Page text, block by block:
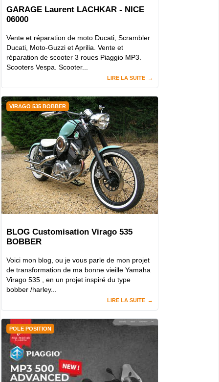
GARAGE Laurent LACHKAR - NICE
06000
Vente et réparation de moto Ducati, Scrambler
Ducati, Moto-Guzzi et Aprilia. Vente et
réparation de scooter 3 roues Piaggio MP3.
Scooters Vespa. Scooter...
LIRE LA SUITE
VIRAGO 535 BOBBER
BLOG Customisation Virago 535
BOBBER
Voici mon blog, ou je vous parle de mon projet
de transformation de ma bonne vieille Yamaha
Virago 535 , en un projet inspiré du type
bobber /harley...
LIRE LA SUITE
POLE POSITION